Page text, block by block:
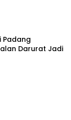
Padang
Darurat Jadi